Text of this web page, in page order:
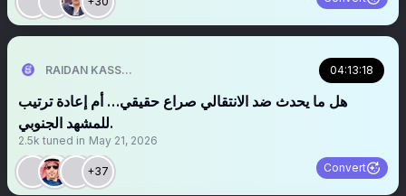
04:13:18
‏‏‏‏هل ما يحدث ضد الانتقالي صراع حقيقي… أم إعادة ترتيب
للمشهد الجنوبي.
2.5k tuned in May 21, 2026
+37 Convert